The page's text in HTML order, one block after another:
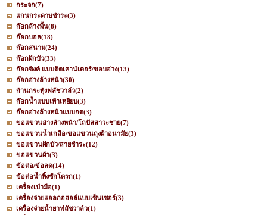
กระจก(7)
แกนกระดาษชำระ(3)
ก๊อกล้างพื้น(8)
ก๊อกบอล(18)
ก๊อกสนาม(24)
ก๊อกฝักบัว(33)
ก๊อกซิงค์ แบบติดเคาน์เตอร์/ขอบอ่าง(13)
ก๊อกอ่างล้างหน้า(30)
ก้านกระทุ้งฟลัชวาล์ว(2)
ก๊อกน้ำแบบเท้าเหยียบ(3)
ก๊อกอ่างล้างหน้าแบบกด(3)
ขอแขวนอ่างล้างหน้า/โถปัสสาวะชาย(7)
ขอแขวนน้ำเกลือ/ขอแขวนถุงผ้าอนามัย(3)
ขอแขวนฝักบัว/สายชำระ(12)
ขอแขวนผ้า(3)
ข้อต่อ/ข้อลด(14)
ข้อต่อน้ำทิ้งชักโครก(1)
เครื่องเป่ามือ(1)
เครื่องจ่ายแอลกอฮอล์แบบเซ็นเซอร์(3)
เครื่องจ่ายน้ำยาฟลัชวาล์ว(1)